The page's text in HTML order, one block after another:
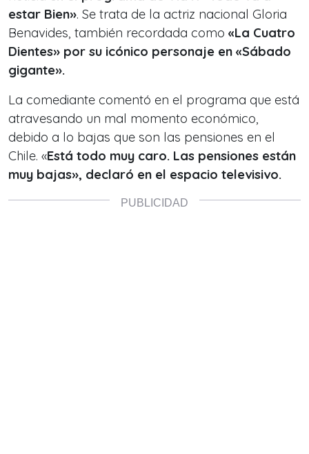
estar Bien». Se trata de la actriz nacional Gloria
Benavides, también recordada como «La Cuatro
Dientes» por su icónico personaje en «Sábado
gigante».
La comediante comentó en el programa que está
atravesando un mal momento económico,
debido a lo bajas que son las pensiones en el
Chile. «Está todo muy caro. Las pensiones están
muy bajas», declaró en el espacio televisivo.